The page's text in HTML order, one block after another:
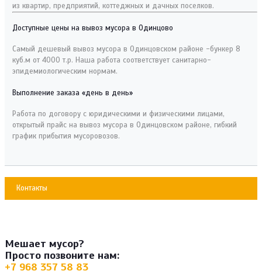
из квартир, предприятий, коттеджных и дачных поселков.
Доступные цены на вывоз мусора в Одинцово
Самый дешевый вывоз мусора в Одинцовском районе -бункер 8
куб.м от 4000 т.р. Наша работа соответствует санитарно-
эпидемиологическим нормам.
Выполнение заказа «день в день»
Работа по договору с юридическими и физическими лицами,
открытый прайс на вывоз мусора в Одинцовском районе, гибкий
график прибытия мусоровозов.
Контакты
Мешает мусор?
Просто позвоните нам:
+7 968 357 58 83